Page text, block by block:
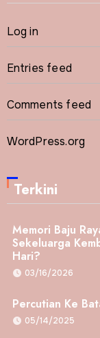
Log in
Entries feed
Comments feed
WordPress.org
Terkini
Memori Baju
Sekeluarga
Hari?
03/16/2026
Percutian Ke
05/14/2025